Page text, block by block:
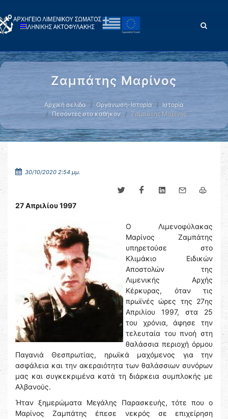
Ζαμπάτης Μαρίνος
Αρχική σελίδα Οργάνωση-Ιστορία
Ιστορία
Πεσόντες στο καθήκον
Ζαμπάτης Μαρίνος
30/10/2020 2:54 μμ.
27 Απριλίου 1997
Ο Λιμενοφύλακας
Μαρίνος Ζαμπάτης
υπηρετούσε στο
Κλιμάκιο Ειδικών
Αποστολών της
Λιμενικής Αρχής
Κέρκυρας, όταν τις
πρωϊνές ώρες της 27ης
Απριλίου 1997, στα 25
του χρόνια, άφησε την
τελευταία του πνοή στη
θαλάσσια περιοχή όρμου
Παγανιά Θεσπρωτίας, ηρωϊκά μαχόμενος για την
ασφάλεια και την ακεραιότητα των θαλάσσιων συνόρων
μας και συγκεκριμένα κατά τη διάρκεια συμπλοκής με
Αλβανούς.
Ήταν ξημερώματα Μεγάλης Παρασκευής, τότε που ο
Μαρίνος Ζαμπάτης έπεσε νεκρός σε επιχείρηση